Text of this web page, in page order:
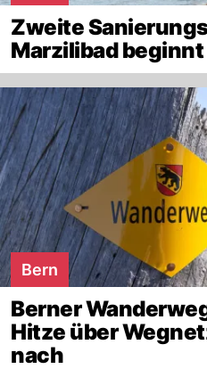
Zweite
Marzilibad beginnt
Bern
Berner
Hitze über
nach